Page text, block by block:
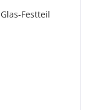
Festteil